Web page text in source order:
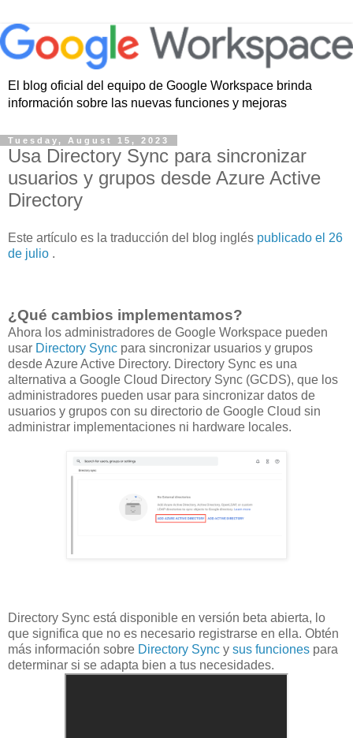
El blog oficial del equipo de Google Workspace brinda
información sobre las nuevas funciones y mejoras
Tuesday, August 15, 2023
Usa Directory Sync para sincronizar
usuarios y grupos desde Azure Active
Directory
Este artículo es la traducción del blog inglés publicado el 26
de julio .
¿Qué cambios implementamos?
Ahora los administradores de Google Workspace pueden
usar Directory Sync para sincronizar usuarios y grupos
desde Azure Active Directory. Directory Sync es una
alternativa a Google Cloud Directory Sync (GCDS), que los
administradores pueden usar para sincronizar datos de
usuarios y grupos con su directorio de Google Cloud sin
administrar implementaciones ni hardware locales.
Directory Sync está disponible en versión beta abierta, lo
que significa que no es necesario registrarse en ella. Obtén
más información sobre Directory Sync y sus funciones para
determinar si se adapta bien a tus necesidades.